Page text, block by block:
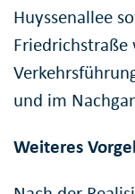
Huyssenallee
Friedrichstraße
und im
Weiteres